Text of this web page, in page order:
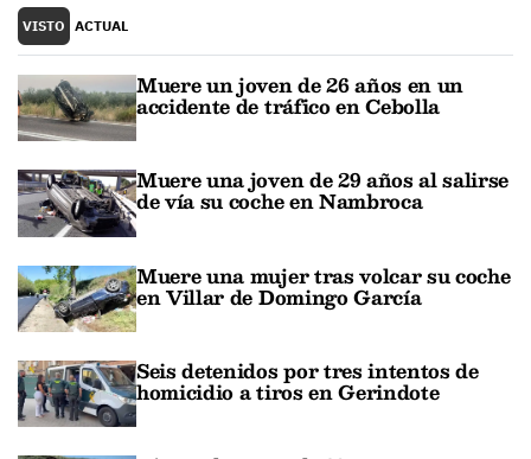
VISTO ACTUAL
Muere un joven de 26 años en un
accidente de tráfico en Cebolla
Muere una joven de 29 años al salirse
de vía su coche en Nambroca
Muere una mujer tras volcar su coche
en Villar de Domingo García
Seis detenidos por tres intentos de
homicidio a tiros en Gerindote